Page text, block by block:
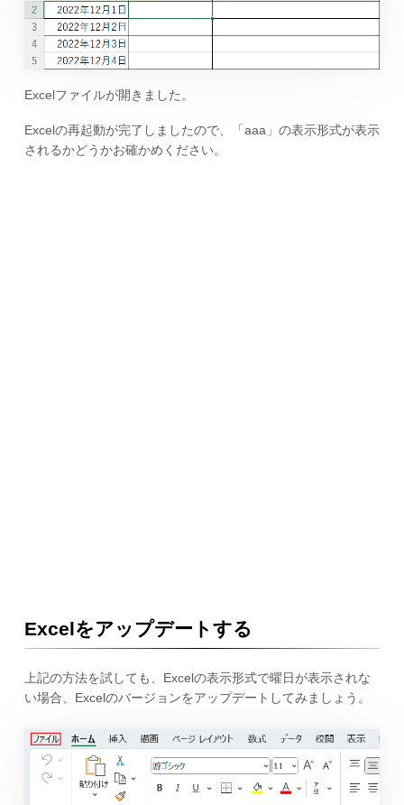
Excelファイルが開きました。
Excelの再起動が完了しましたので、「aaa」の表示形式が表示
されるかどうかお確かめください。
Excelをアップデートする
上記の方法を試しても、Excelの表示形式で曜日が表示されな
い場合、Excelのバージョンをアップデートしてみましょう。